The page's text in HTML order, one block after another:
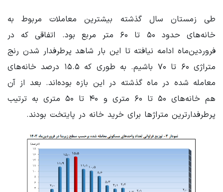
طی زمستان سال گذشته بیشترین معاملات مربوط به
خانه‌های حدود ۵۰ تا ۶۰ متر مربع بود. اتفاقی که در
فروردین‌ماه ادامه نیافته تا این بار شاهد پرطرفدار شدن رنج
متراژی ۶۰ تا ۷۰ باشیم. به طوری که ۱۵.۵ درصد خانه‌های
معامله شده در ماه گذشته در این بازه بوده‌اند. بعد از آن
هم خانه‌های ۵۰ تا ۶۰ متری و ۴۰ تا ۵۰ متری به ترتیب
پرطرفدارترین متراژها برای خرید خانه در پایتخت بودند.